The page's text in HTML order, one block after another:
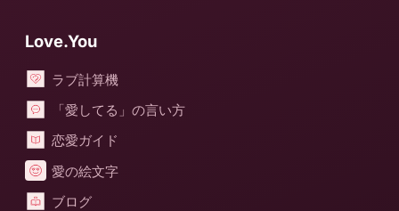
Love.You
ラブ計算機
「愛してる」の言い方
恋愛ガイド
愛の絵文字
ブログ